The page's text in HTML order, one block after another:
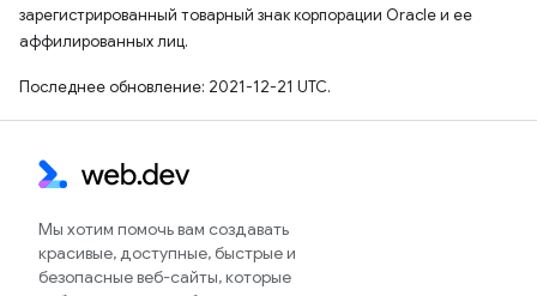
зарегистрированный товарный знак корпорации Oracle и ее
аффилированных лиц.
Последнее обновление: 2021-12-21 UTC.
Мы хотим помочь вам создавать
красивые, доступные, быстрые и
безопасные веб-сайты, которые